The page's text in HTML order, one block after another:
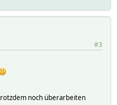
#3
noch überarbeiten